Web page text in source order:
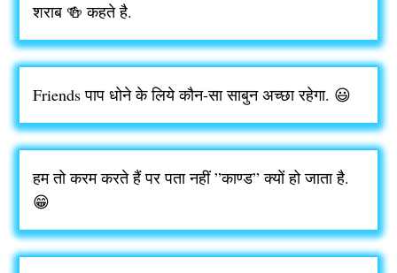
शराब 🍻 कहते है.
Friends पाप धोने के लिये कौन-सा साबुन अच्छा रहेगा. 😃
हम तो करम करते हैं पर पता नहीं ”काण्ड” क्यों हो जाता है.
😁